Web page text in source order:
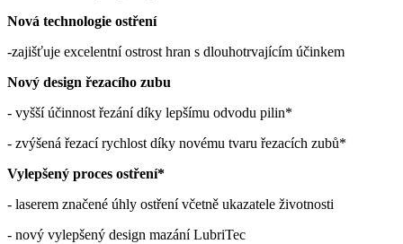
Nová technologie ostření
-zajišťuje excelentní ostrost hran s dlouhotrvajícím účinkem
Nový design řezacího zubu
- vyšší účinnost řezání díky lepšímu odvodu pilin*
- zvýšená řezací rychlost díky novému tvaru řezacích zubů*
Vylepšený proces ostření*
- laserem značené úhly ostření včetně ukazatele životnosti
- nový vylepšený design mazání LubriTec